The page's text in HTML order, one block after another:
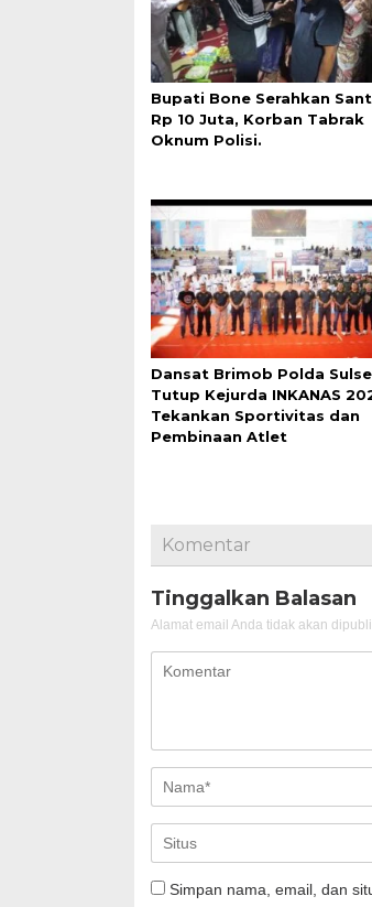
Bupati Bone Serahkan
Rp 10 Juta, Korban Tabrak
Oknum Polisi.
Dansat Brimob Polda
Tutup Kejurda INKANAS
Tekankan Sportivitas dan
Pembinaan Atlet
Komentar
Tinggalkan Balasan
Alamat email Anda tidak akan
Simpan nama, email, dan